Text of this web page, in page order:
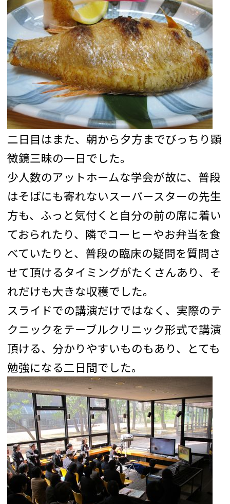
二日目はまた、朝から夕方までびっちり顕
微鏡三昧の一日でした。
少人数のアットホームな学会が故に、普段
はそばにも寄れないスーパースターの先生
方も、ふっと気付くと自分の前の席に着い
ておられたり、隣でコーヒーやお弁当を食
べていたりと、普段の臨床の疑問を質問さ
せて頂けるタイミングがたくさんあり、そ
れだけも大きな収穫でした。
スライドでの講演だけではなく、実際のテ
クニックをテーブルクリニック形式で講演
頂ける、分かりやすいものもあり、とても
勉強になる二日間でした。